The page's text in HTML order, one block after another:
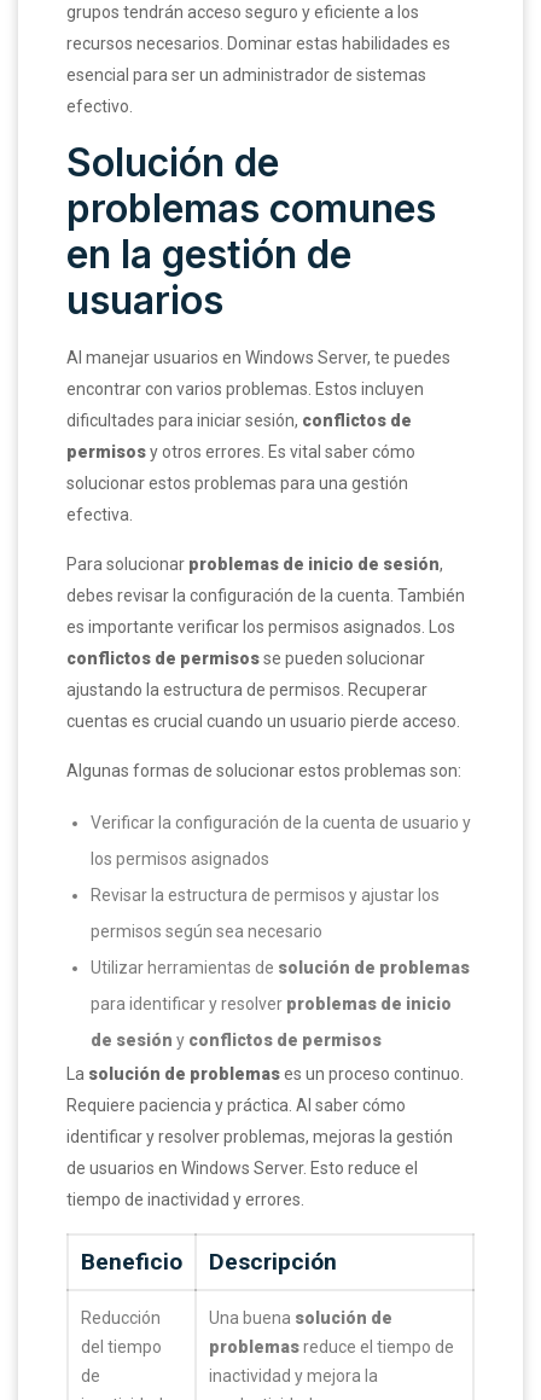
grupos tendrán acceso seguro y eficiente a los
recursos necesarios. Dominar estas habilidades es
esencial para ser un administrador de sistemas
efectivo.
Solución de
problemas comunes
en la gestión de
usuarios
Al manejar usuarios en Windows Server, te puedes
encontrar con varios problemas. Estos incluyen
dificultades para iniciar sesión, conflictos de
permisosy otros errores. Es vital saber cómo
solucionar estos problemas para una gestión
efectiva.
Para solucionar problemas de inicio de sesión,
debes revisar la configuración de la cuenta. También
es importante verificar los permisos asignados. Los
conflictos de permisosse pueden solucionar
ajustando la estructura de permisos. Recuperar
cuentas es crucial cuando un usuario pierde acceso.
Algunas formas de solucionar estos problemas son:
Verificar la configuración de la cuenta de usuario y
los permisos asignados
Revisar la estructura de permisos y ajustar los
permisos según sea necesario
Utilizar herramientas de solución de problemas
para identificar y resolver problemas de inicio
de sesión y conflictos de permisos
La solución de problemases un proceso continuo.
Requiere paciencia y práctica. Al saber cómo
identificar y resolver problemas, mejoras la gestión
de usuarios en Windows Server. Esto reduce el
tiempo de inactividad y errores.
Beneficio Descripción
Reducción
del tiempo
de
Una buena solución de
problemasreduce el tiempo de
inactividad y mejora la